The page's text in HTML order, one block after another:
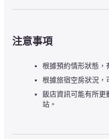
注意事項
根據預約情形狀態，
根據旅宿空房狀況，
飯店資訊可能有所更
站。